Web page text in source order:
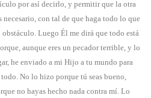
por así decirlo, y permitir que la otra
necesario, con tal de que haga todo lo que
Luego Él me dirá que todo está
aunque eres un pecador terrible, y lo
he enviado a mi Hijo a tu mundo para
No lo hizo porque tú seas bueno,
no hayas hecho nada contra mí. Lo